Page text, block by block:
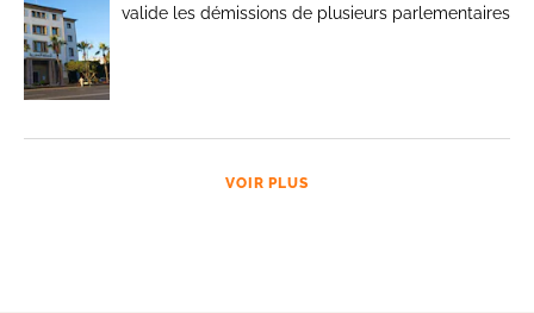
valide les démissions de plusieurs parlementaires
VOIR PLUS